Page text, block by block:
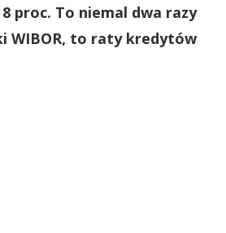
proc. To niemal dwa razy
WIBOR, to raty kredytów